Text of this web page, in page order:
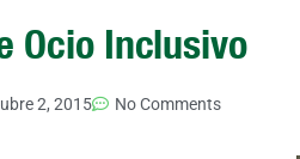
Ocio Inclusivo
2, 2015 No Comments